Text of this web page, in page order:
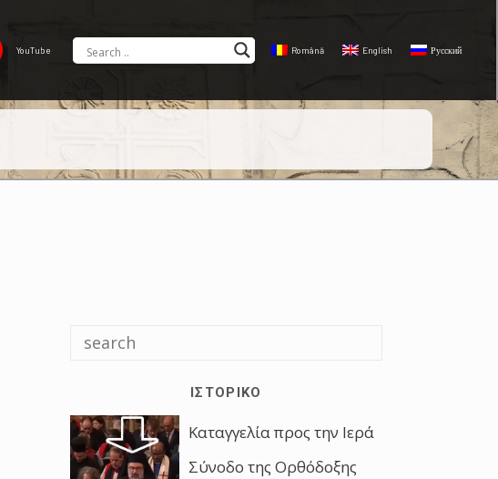
YouTube Română English Русский
ΙΣΤΟΡΙΚΌ
Καταγγελία προς την Ιερά
Σύνοδο της Ορθόδοξης